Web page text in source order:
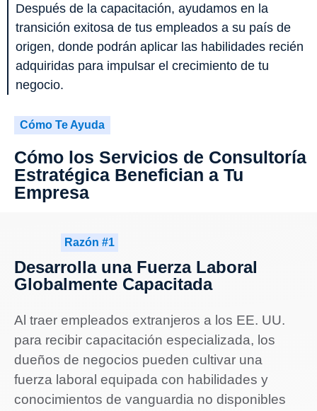
Después de la capacitación, ayudamos en la
transición exitosa de tus empleados a su país de
origen, donde podrán aplicar las habilidades recién
adquiridas para impulsar el crecimiento de tu
negocio.
Cómo Te Ayuda
Cómo los Servicios de Consultoría
Estratégica Benefician a Tu
Empresa
Razón #1
Desarrolla una Fuerza Laboral
Globalmente Capacitada
Al traer empleados extranjeros a los EE. UU.
para recibir capacitación especializada, los
dueños de negocios pueden cultivar una
fuerza laboral equipada con habilidades y
conocimientos de vanguardia no disponibles